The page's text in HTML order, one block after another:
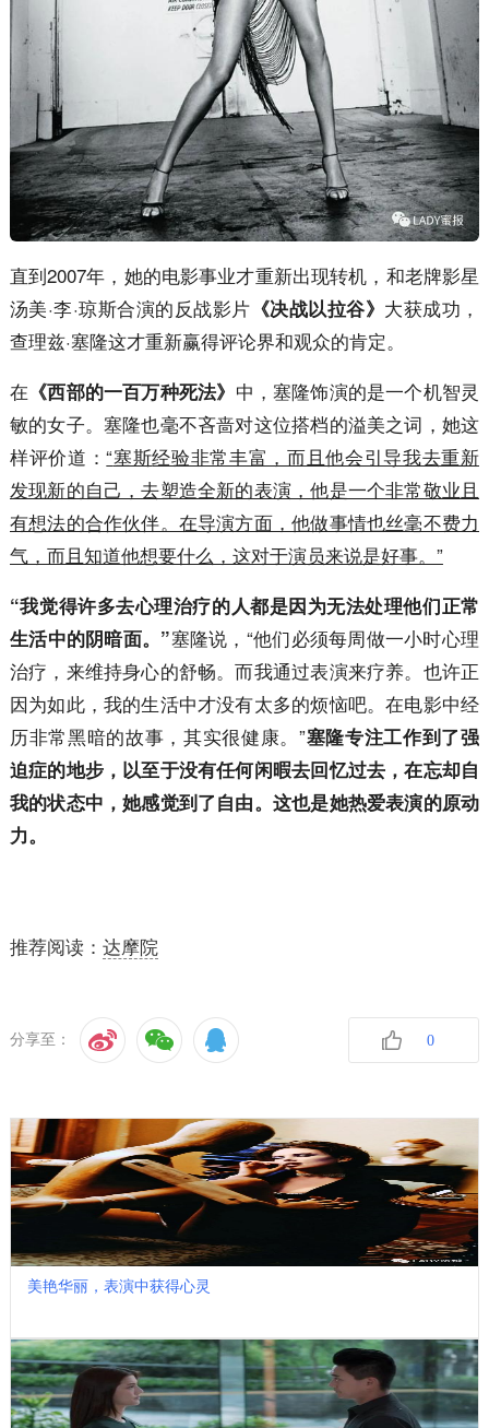
直到2007年，她的电影事业才重新出现转机，和老牌影星
汤美·李·琼斯合演的反战影片 《决战以拉谷》 大获成功，
查理兹·塞隆这才重新赢得评论界和观众的肯定。
在 《西部的一百万种死法》 中，塞隆饰演的是一个机智灵
敏的女子。塞隆也毫不吝啬对这位搭档的溢美之词，她这
样评价道：“塞斯经验非常丰富，而且他会引导我去重新
发现新的自己，去塑造全新的表演，他是一个非常敬业且
有想法的合作伙伴。在导演方面，他做事情也丝毫不费力
气，而且知道他想要什么，这对于演员来说是好事。”
“我觉得许多去心理治疗的人都是因为无法处理他们正常
生活中的阴暗面。”塞隆说，“他们必须每周做一小时心理
治疗，来维持身心的舒畅。而我通过表演来疗养。也许正
因为如此，我的生活中才没有太多的烦恼吧。在电影中经
历非常黑暗的故事，其实很健康。”塞隆专注工作到了强
迫症的地步，以至于没有任何闲暇去回忆过去，在忘却自
我的状态中，她感觉到了自由。这也是她热爱表演的原动
力。
推荐阅读： 达摩院
分享至： 0
美艳华丽，表演中获得心灵